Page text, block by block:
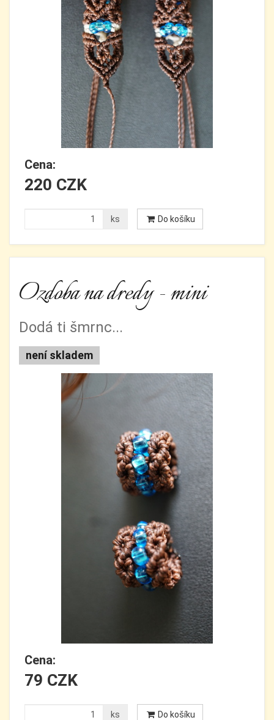
Cena:
220 CZK
ks Do košíku
Ozdoba na dredy - mini
Dodá ti šmrnc...
není skladem
Cena:
79 CZK
ks Do košíku